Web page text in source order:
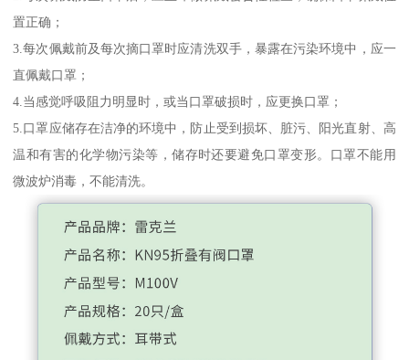
置正确；
3.每次佩戴前及每次摘口罩时应清洗双手，暴露在污染环境中，应一
直佩戴口罩；
4.当感觉呼吸阻力明显时，或当口罩破损时，应更换口罩；
5.口罩应储存在洁净的环境中，防止受到损坏、脏污、阳光直射、高
温和有害的化学物污染等，储存时还要避免口罩变形。口罩不能用
微波炉消毒，不能清洗。